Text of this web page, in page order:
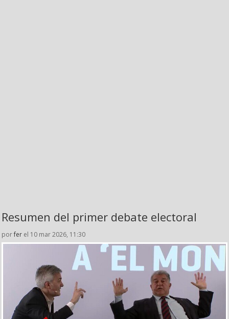
Resumen del primer debate electoral
porfer el 10 mar 2026, 11:30